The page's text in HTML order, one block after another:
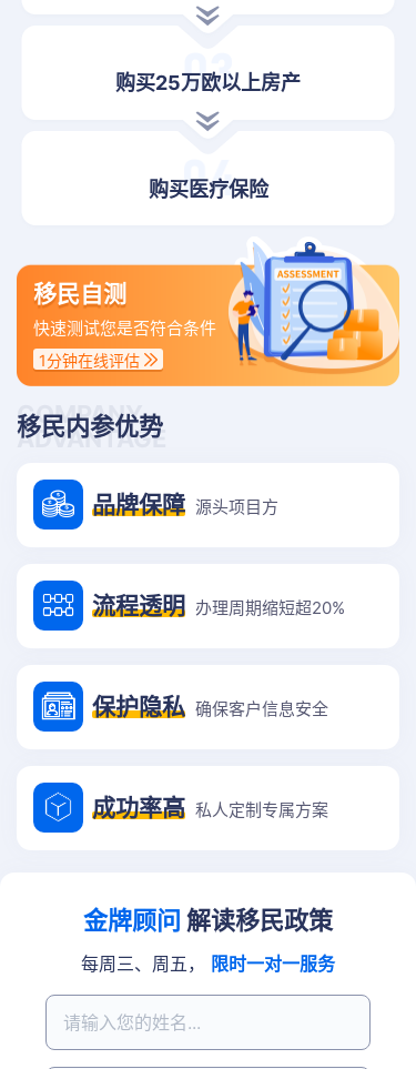
购买25万欧以上房产
购买医疗保险
移民自测
快速测试您是否符合条件
1分钟在线评估
COMPANY
ADVANTAGE
移民内参优势
品牌保障 源头项目方
流程透明 办理周期缩短超20%
保护隐私 确保客户信息安全
成功率高 私人定制专属方案
金牌顾问 解读移民政策
每周三、周五， 限时一对一服务